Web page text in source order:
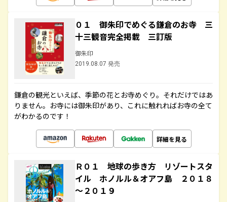
０１ 御朱印でめぐる鎌倉のお寺 三
十三観音完全掲載 三訂版
御朱印
2019.08.07 発売
鎌倉の観光といえば、季節の花とお寺めぐり。それだけではあ
りません。お寺には御朱印があり、これに触れればお寺の全て
がわかるのです！
詳細を見る
Ｒ０１ 地球の歩き方 リゾートスタ
イル ホノルル＆オアフ島 ２０１８
～２０１９